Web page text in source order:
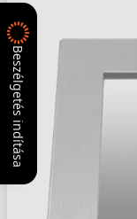
Beszélgetés indítása